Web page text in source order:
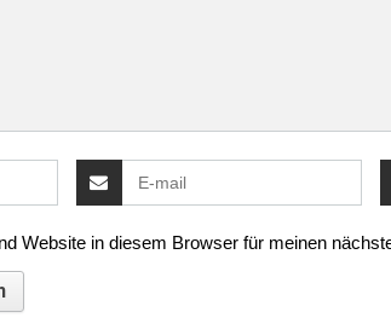
Website in diesem Browser für meinen